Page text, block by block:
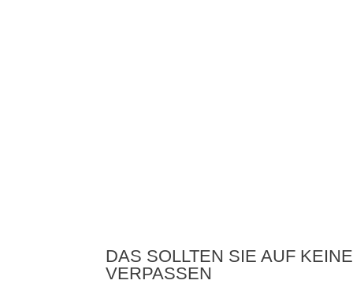
DAS SOLLTEN SIE AUF
VERPASSEN